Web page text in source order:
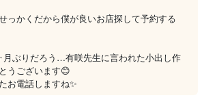
っかくだから僕が良いお店探して予約する
月ぶりだろう…有咲先生に言われた小出し作
うございます😊
お電話しますね✨